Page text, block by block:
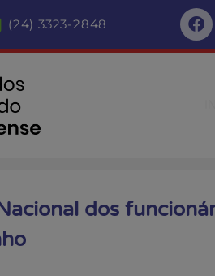
(24) 3323-2848
dos